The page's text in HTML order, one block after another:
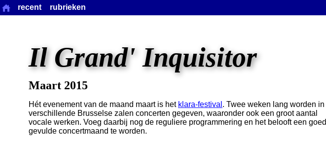
Il Grand' Inquisitor
Maart 2015
Hét evenement van de maand maart is het klara-festival . Twee weken lang worden in
verschillende Brusselse zalen concerten gegeven, waaronder ook een groot aantal
vocale werken. Voeg daarbij nog de reguliere programmering en het belooft een goed
gevulde concertmaand te worden.
recent rubrieken